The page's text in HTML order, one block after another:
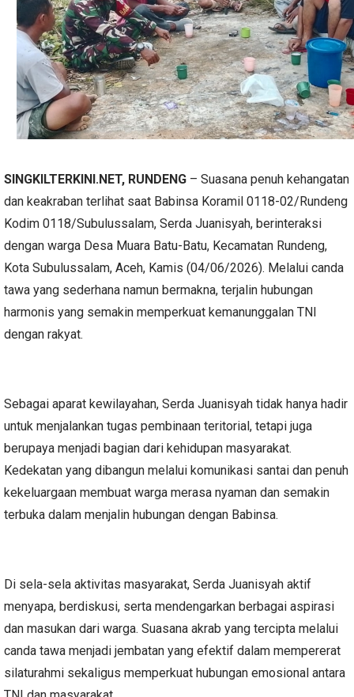
SINGKILTERKINI.NET, RUNDENG – Suasana penuh kehangatan
dan keakraban terlihat saat Babinsa Koramil 0118-02/Rundeng
Kodim 0118/Subulussalam, Serda Juanisyah, berinteraksi
dengan warga Desa Muara Batu-Batu, Kecamatan Rundeng,
Kota Subulussalam, Aceh, Kamis (04/06/2026). Melalui canda
tawa yang sederhana namun bermakna, terjalin hubungan
harmonis yang semakin memperkuat kemanunggalan TNI
dengan rakyat.
Sebagai aparat kewilayahan, Serda Juanisyah tidak hanya hadir
untuk menjalankan tugas pembinaan teritorial, tetapi juga
berupaya menjadi bagian dari kehidupan masyarakat.
Kedekatan yang dibangun melalui komunikasi santai dan penuh
kekeluargaan membuat warga merasa nyaman dan semakin
terbuka dalam menjalin hubungan dengan Babinsa.
Di sela-sela aktivitas masyarakat, Serda Juanisyah aktif
menyapa, berdiskusi, serta mendengarkan berbagai aspirasi
dan masukan dari warga. Suasana akrab yang tercipta melalui
canda tawa menjadi jembatan yang efektif dalam mempererat
silaturahmi sekaligus memperkuat hubungan emosional antara